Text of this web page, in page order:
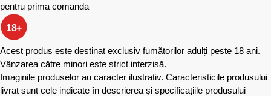
pentru prima comanda
18+
Acest produs este destinat exclusiv fumătorilor adulți peste 18 ani.
Vânzarea către minori este strict interzisă.
Imaginile produselor au caracter ilustrativ. Caracteristicile produsului
livrat sunt cele indicate în descrierea și specificațiile produsului